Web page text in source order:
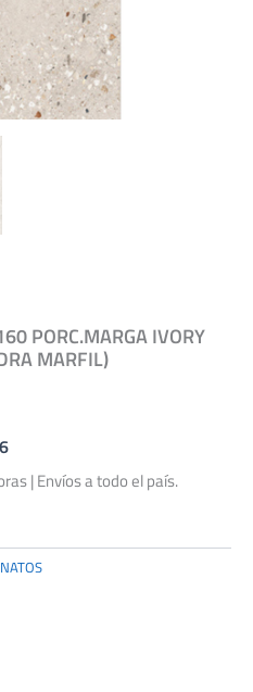
PORC.MARGA IVORY
MARFIL)
| Envíos a todo el país.